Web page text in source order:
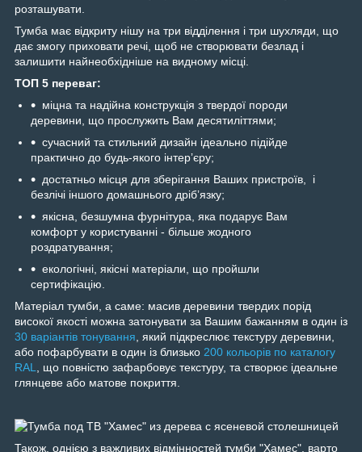
розташувати.
Тумба має відкриту нішу на три відділення і три шухляди, що
дає змогу приховати речі, щоб не створювати безлад і
залишити найнеобхідніше на видному місці.
ТОП 5 переваг:
міцна та надійна конструкція з твердої породи
деревини, що прослужить Вам десятиліттями;
сучасний та стильний дизайн ідеально підійде
практично до будь-якого інтерʼєру;
достатньо місця для зберігання Ваших пристроїв, і
безлічі іншого домашнього дрібʼязку;
якісна, безшумна фурнітура, яка подарує Вам
комфорт у користуванні - більше жодного
роздратування;
екологічні, якісні матеріали, що пройшли
сертифікацію.
Матеріал тумби, а саме: масив деревини твердих порід
високої якості можна затонувати за Вашим бажанням в один із
30 варіантів тонування, який підкреслює текстуру деревини,
або пофарбувати в один із близько 200 кольорів по каталогу
RAL, що повністю зафарбовує текстуру, та створює ідеальне
глянцеве або матове покриття.
Також, однією з важливих відмінностей тумби "Хамес", варто